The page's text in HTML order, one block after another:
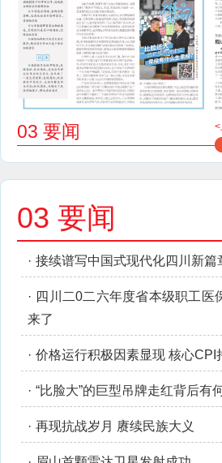
03 要闻 <
03 要闻
· 接续谱写中国式现代化四川新篇
· 四川二0二六年度省本级职工医
来了
· 价格运行积极因素显现 核心CPI
· “比脸大”的巨型吊牌走红背后有
· 再现抗战岁月 赓续民族大义